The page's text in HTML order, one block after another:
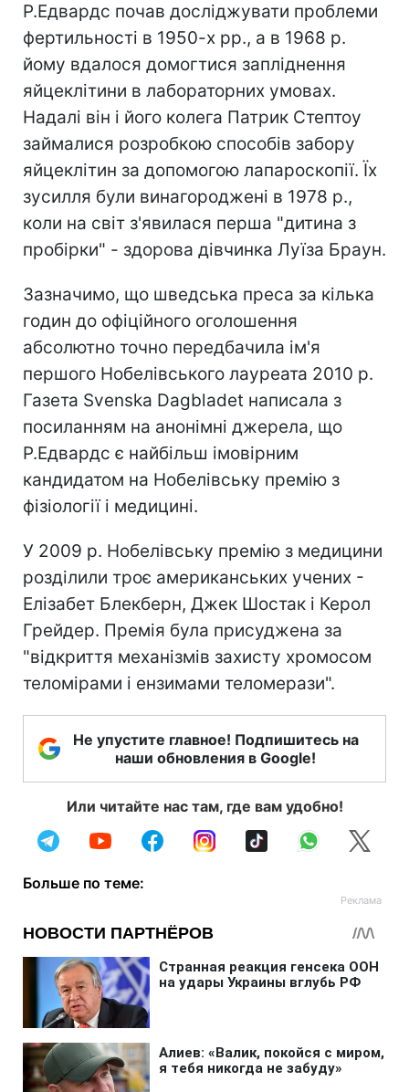
Р.Едвардс почав досліджувати проблеми
фертильності в 1950-х рр., а в 1968 р.
йому вдалося домогтися запліднення
яйцеклітини в лабораторних умовах.
Надалі він і його колега Патрик Стептоу
займалися розробкою способів забору
яйцеклітин за допомогою лапароскопії. Їх
зусилля були винагороджені в 1978 р.,
коли на світ з'явилася перша "дитина з
пробірки" - здорова дівчинка Луїза Браун.
Зазначимо, що шведська преса за кілька
годин до офіційного оголошення
абсолютно точно передбачила ім'я
першого Нобелівського лауреата 2010 р.
Газета Svenska Dagbladet написала з
посиланням на анонімні джерела, що
Р.Едвардс є найбільш імовірним
кандидатом на Нобелівську премію з
фізіології і медицині.
У 2009 р. Нобелівську премію з медицини
розділили троє американських учених -
Елізабет Блекберн, Джек Шостак і Керол
Грейдер. Премія була присуджена за
"відкриття механізмів захисту хромосом
теломірами і ензимами теломерази".
Не упустите главное! Подпишитесь на
наши обновления в Google!
Или читайте нас там, где вам удобно!
Больше по теме: